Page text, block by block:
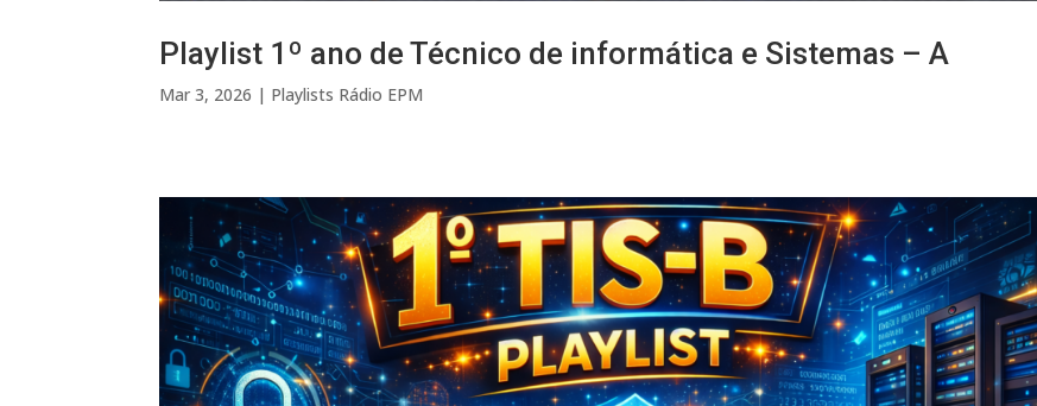
Playlist 1º ano de Técnico de informática e Sistemas – A
Mar 3, 2026 | Playlists Rádio EPM